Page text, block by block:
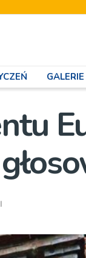
GALERIE